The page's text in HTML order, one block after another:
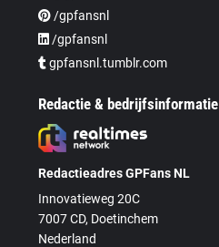
/gpfansnl
/gpfansnl
gpfansnl.tumblr.com
Redactie & bedrijfsinformatie
Redactieadres GPFans NL
Innovatieweg 20C
7007 CD, Doetinchem
Nederland